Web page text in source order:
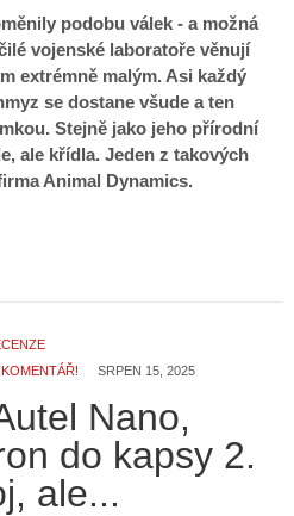
podobu válek - a možná
vojenské laboratoře věnují
extrémně malým. Asi každý
se dostane všude a ten
Stejně jako jeho přírodní
ale křídla. Jeden z takových
Animal Dynamics.
SRPEN 15, 2025
Nano,
do kapsy 2.
ale...